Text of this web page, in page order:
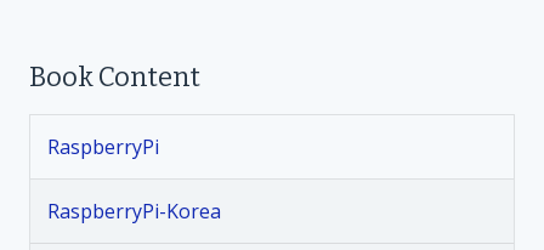
s
n
Book Content
RaspberryPi
RaspberryPi-Korea